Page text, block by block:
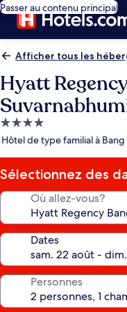
Passer au contenu principal
Afficher tous les
Hyatt
Hébergement
4.0 étoiles
Hôtel de type familial à
Sélectionnez des
Où allez-vous?
Dates
Personnes